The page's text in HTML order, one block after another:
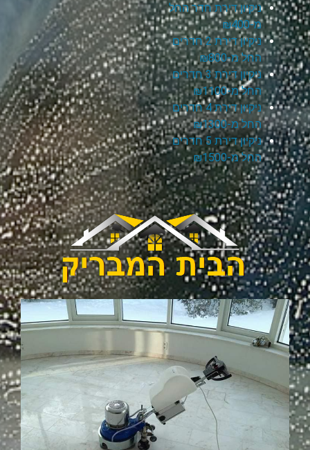
ניקיון דירת חדר החל
מ-₪400
ניקיון דירת 2 חדרים
החל מ-₪800
ניקיון דירת 3 חדרים
החל מ-₪1100
ניקיון דירת 4 חדרים
החל מ-₪1300
ניקיון דירת 5 חדרים
החל מ-₪1500